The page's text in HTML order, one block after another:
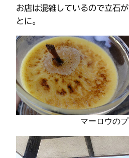
お店は混雑しているので立石
とに。
マーロウの